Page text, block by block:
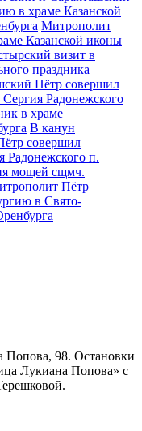
в храме Казанской
Митрополит
Казанской иконы
визит в
праздника
Пётр совершил
Радонежского
в храме
В канун
совершил
Радонежского п.
мощей сщмч.
Пётр
в Свято-
Попова, 98. Остановки
Лукиана Попова» с